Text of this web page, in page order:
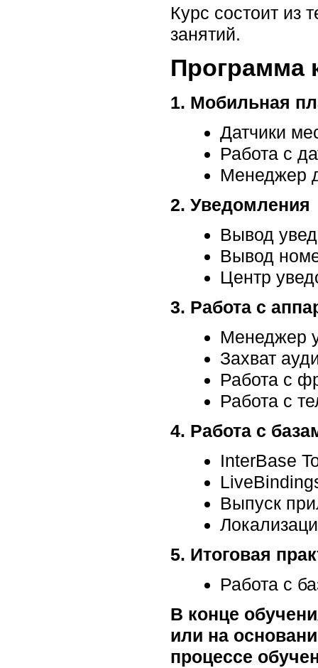
Курс состоит из
занятий.
Программа
1. Мобильная
Датчики
Работа с
Менеджер
2. Уведомления
Вывод
Вывод
Центр
3. Работа с
Менеджер
Захват
Работа с
Работа с
4. Работа с
InterBase
Выпуск
5. Итоговая
Работа с
В конце
или на
процессе